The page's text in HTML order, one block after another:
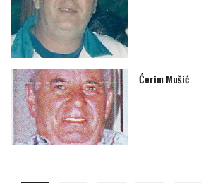
Ćerim Mušić